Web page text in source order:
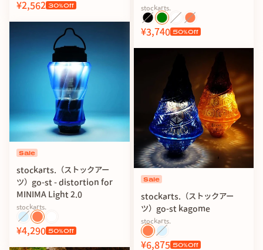
¥2,562 30%Off
Sale
stockarts.（ストックアー
ツ）go-st - distortion for
MINIMA Light 2.0
stockarts.
¥4,290 50%Off
stockarts.
¥3,740 50%Off
Sale
stockarts.（ストックアー
ツ）go-st kagome
stockarts.
¥6,875 50%Off